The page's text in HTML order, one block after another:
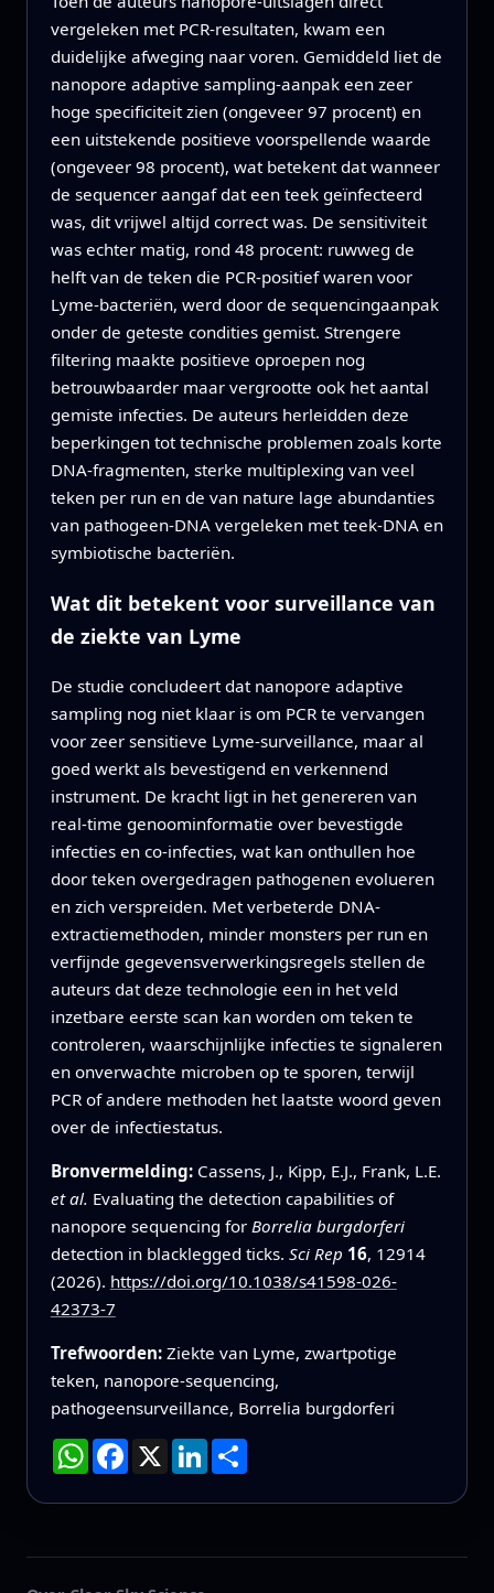
vergeleken met PCR-resultaten, kwam een
duidelijke afweging naar voren. Gemiddeld liet de
nanopore adaptive sampling-aanpak een zeer
hoge specificiteit zien (ongeveer 97 procent) en
een uitstekende positieve voorspellende waarde
(ongeveer 98 procent), wat betekent dat wanneer
de sequencer aangaf dat een teek geïnfecteerd
was, dit vrijwel altijd correct was. De sensitiviteit
was echter matig, rond 48 procent: ruwweg de
helft van de teken die PCR-positief waren voor
Lyme-bacteriën, werd door de sequencingaanpak
onder de geteste condities gemist. Strengere
filtering maakte positieve oproepen nog
betrouwbaarder maar vergrootte ook het aantal
gemiste infecties. De auteurs herleidden deze
beperkingen tot technische problemen zoals korte
DNA-fragmenten, sterke multiplexing van veel
teken per run en de van nature lage abundanties
van pathogeen-DNA vergeleken met teek-DNA en
symbiotische bacteriën.
Wat dit betekent voor surveillance van
de ziekte van Lyme
De studie concludeert dat nanopore adaptive
sampling nog niet klaar is om PCR te vervangen
voor zeer sensitieve Lyme-surveillance, maar al
goed werkt als bevestigend en verkennend
instrument. De kracht ligt in het genereren van
real-time genoominformatie over bevestigde
infecties en co-infecties, wat kan onthullen hoe
door teken overgedragen pathogenen evolueren
en zich verspreiden. Met verbeterde DNA-
extractiemethoden, minder monsters per run en
verfijnde gegevensverwerkingsregels stellen de
auteurs dat deze technologie een in het veld
inzetbare eerste scan kan worden om teken te
controleren, waarschijnlijke infecties te signaleren
en onverwachte microben op te sporen, terwijl
PCR of andere methoden het laatste woord geven
over de infectiestatus.
Bronvermelding: Cassens, J., Kipp, E.J., Frank, L.E.
et al. Evaluating the detection capabilities of
nanopore sequencing for Borrelia burgdorferi
detection in blacklegged ticks. Sci Rep 16, 12914
(2026). https://doi.org/10.1038/s41598-026-
42373-7
Trefwoorden: Ziekte van Lyme, zwartpotige
teken, nanopore-sequencing,
pathogeensurveillance, Borrelia burgdorferi
WhatsApp
Facebook
X LinkedIn
Deel